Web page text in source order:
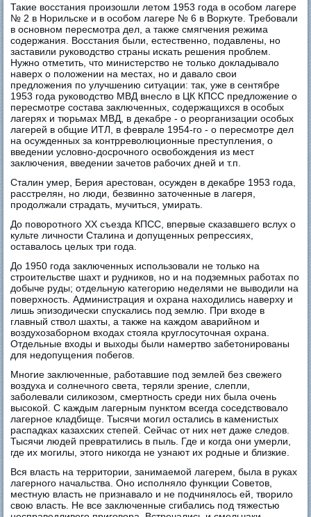
Такие восстания произошли летом 1953 года в особом лагере
№ 2 в Норильске и в особом лагере № 6 в Воркуте. Требовали
в основном пересмотра дел, а также смягчения режима
содержания. Восстания были, естественно, подавлены, но
заставили руководство страны искать решения проблем.
Нужно отметить, что министерство не только докладывало
наверх о положении на местах, но и давало свои
предложения по улучшению ситуации: так, уже в сентябре
1953 года руководство МВД внесло в ЦК КПСС предложение о
пересмотре состава заключенных, содержащихся в особых
лагерях и тюрьмах МВД, в декабре - о реорганизации особых
лагерей в общие ИТЛ, в феврале 1954-го - о пересмотре дел
на осужденных за контрреволюционные преступления, о
введении условно-досрочного освобождения из мест
заключения, введении зачетов рабочих дней и т.п.
Сталин умер, Берия арестован, осужден в декабре 1953 года,
расстрелян, но люди, безвинно заточенные в лагеря,
продолжали страдать, мучиться, умирать.
До поворотного ХХ съезда КПСС, впервые сказавшего вслух о
культе личности Сталина и допущенных репрессиях,
оставалось целых три года.
До 1950 года заключенных использовали не только на
строительстве шахт и рудников, но и на подземных работах по
добыче руды; отдельную категорию неделями не выводили на
поверхность. Администрация и охрана находились наверху и
лишь эпизодически спускались под землю. При входе в
главный ствол шахты, а также на каждом аварийном и
воздухозаборном входах стояла круглосуточная охрана.
Отдельные входы и выходы были намертво забетонированы
для недопущения побегов.
Многие заключенные, работавшие под землей без свежего
воздуха и солнечного света, теряли зрение, слепли,
заболевали силикозом, смертность среди них была очень
высокой. С каждым лагерным пунктом всегда соседствовало
лагерное кладбище. Тысячи могил остались в каменистых
распадках казахских степей. Сейчас от них нет даже следов.
Тысячи людей превратились в пыль. Где и когда они умерли,
где их могилы, этого никогда не узнают их родные и близкие.
Вся власть на территории, занимаемой лагерем, была в руках
лагерного начальства. Оно исполняло функции Советов,
местную власть не признавало и не подчинялось ей, творило
свою власть. Не все заключенные сгибались под тяжестью